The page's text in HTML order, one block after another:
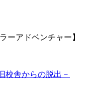
ーアドベンチャー】